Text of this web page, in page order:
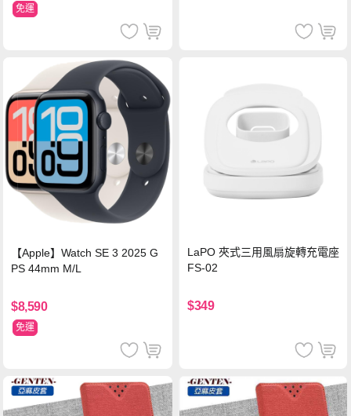
免運
【Apple】Watch SE 3 2025 G
PS 44mm M/L
$8,590
免運
LaPO 夾式三用風扇旋轉充電座
FS-02
$349